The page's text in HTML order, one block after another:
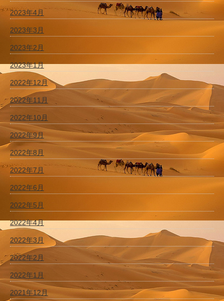
2023年4月
2023年3月
2023年2月
2023年1月
2022年12月
2022年11月
2022年10月
2022年9月
2022年8月
2022年7月
2022年6月
2022年5月
2022年4月
2022年3月
2022年2月
2022年1月
2021年12月